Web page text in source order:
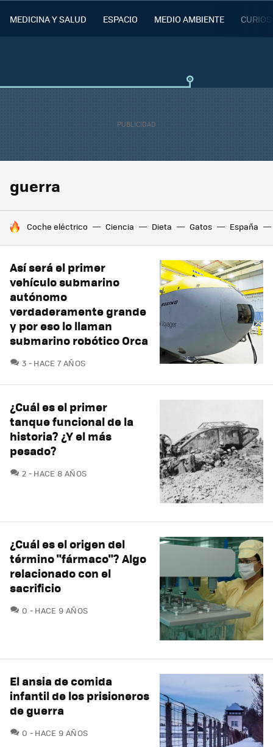
MEDICINA Y SALUD ESPACIO MEDIO AMBIENTE
guerra
HOY SE HABLA DE
Coche eléctrico Ciencia Dieta Gatos España
Así será el primer
vehículo submarino
autónomo
verdaderamente grande
y por eso lo llaman
submarino robótico Orca
3 COMENTARIOS
HACE 7 AÑOS
¿Cuál es el primer
tanque funcional de la
historia? ¿Y el más
pesado?
2 COMENTARIOS
HACE 8 AÑOS
¿Cuál es el origen del
término "fármaco"? Algo
relacionado con el
sacrificio
0 COMENTARIOS
HACE 9 AÑOS
El ansia de comida
infantil de los prisioneros
de guerra
0 COMENTARIOS
HACE 9 AÑOS